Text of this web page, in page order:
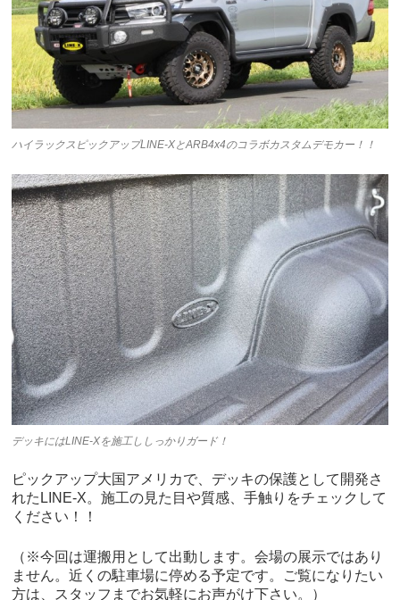
ハイラックスピックアップLINE-XとARB4x4のコラボカスタムデモカー！！
デッキにはLINE-Xを施工ししっかりガード！
ピックアップ大国アメリカで、デッキの保護として開発さ
れたLINE-X。施工の見た目や質感、手触りをチェックして
ください！！
（※今回は運搬用として出動します。会場の展示ではあり
ません。近くの駐車場に停める予定です。ご覧になりたい
方は、スタッフまでお気軽にお声がけ下さい。）